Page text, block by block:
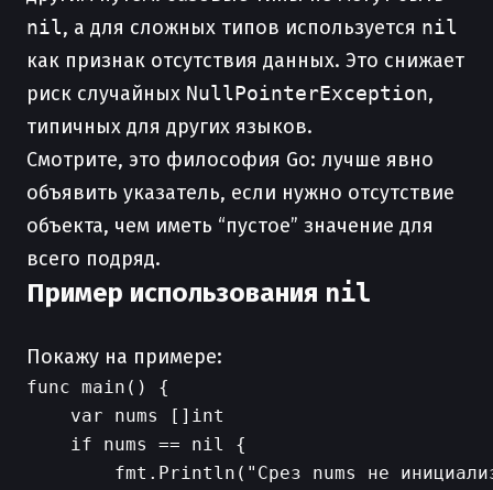
nil, а для сложных типов используется nil
как признак отсутствия данных. Это снижает
риск случайных NullPointerException,
типичных для других языков.
Смотрите, это философия Go: лучше явно
объявить указатель, если нужно отсутствие
объекта, чем иметь “пустое” значение для
всего подряд.
Пример использования nil
Покажу на примере:
func main() {
    var nums []int
    if nums == nil {
fmt.Println("Срез nums не